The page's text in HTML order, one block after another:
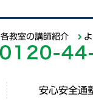
各教室の講師紹介
安心安全通